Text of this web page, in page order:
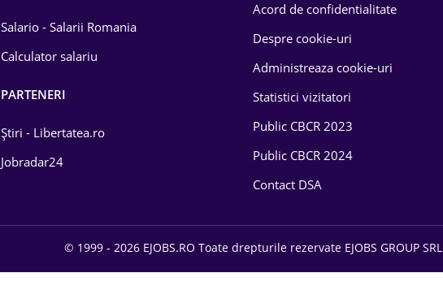
Salario - Salarii Romania
Calculator salariu
PARTENERI
Știri - Libertatea.ro
Jobradar24
Acord de confidentialitate
Despre cookie-uri
Administreaza cookie-uri
Statistici vizitatori
Public CBCR 2023
Public CBCR 2024
Contact DSA
© 1999 - 2026 EJOBS.RO Toate drepturile rezervate EJOBS GROUP SRL